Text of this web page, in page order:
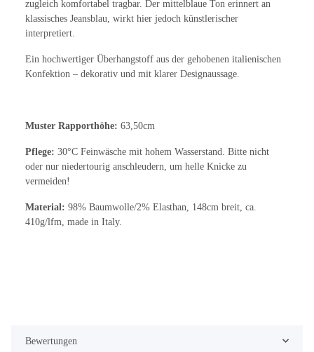
zugleich komfortabel tragbar. Der mittelblaue Ton erinnert an
klassisches Jeansblau, wirkt hier jedoch künstlerischer
interpretiert.
Ein hochwertiger Überhangstoff aus der gehobenen italienischen
Konfektion – dekorativ und mit klarer Designaussage.
Muster Rapporthöhe: 63,50cm
Pflege: 30°C Feinwäsche mit hohem Wasserstand. Bitte nicht
oder nur niedertourig anschleudern, um helle Knicke zu
vermeiden!
Material: 98% Baumwolle/2% Elasthan, 148cm breit, ca.
410g/lfm, made in Italy.
Bewertungen